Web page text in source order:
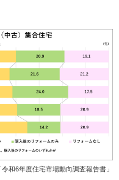
令和6年度住宅市場動向調査報告書 」